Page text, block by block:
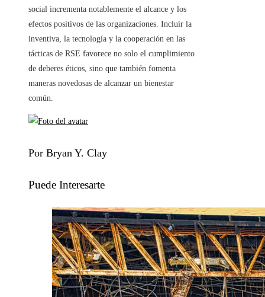
social incrementa notablemente el alcance y los
efectos positivos de las organizaciones. Incluir la
inventiva, la tecnología y la cooperación en las
tácticas de RSE favorece no solo el cumplimiento
de deberes éticos, sino que también fomenta
maneras novedosas de alcanzar un bienestar
común.
Por Bryan Y. Clay
Puede Interesarte